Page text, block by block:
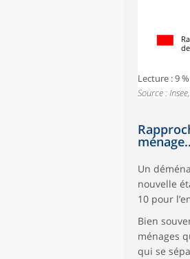
Lecture : 9
Source :
Un
nouvelle
10 pour
Bien
ménages
qui se